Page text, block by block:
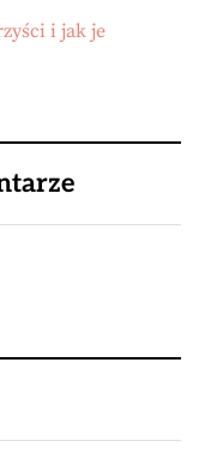
i jak je